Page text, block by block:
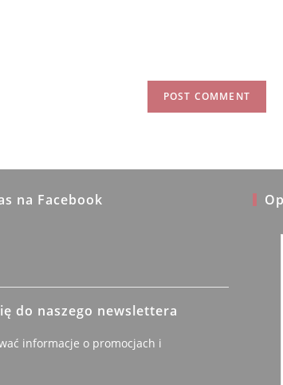
na Facebook
do naszego newslettera
informacje o promocjach i5/5